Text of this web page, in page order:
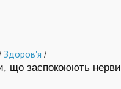
Здоров'я /
що заспокоюють нерви